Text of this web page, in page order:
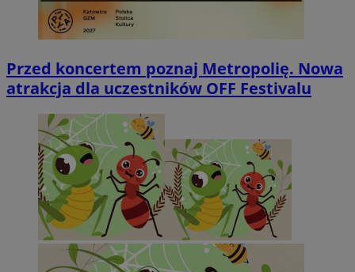
Przed koncertem poznaj Metropolię. Nowa
atrakcja dla uczestników OFF Festivalu